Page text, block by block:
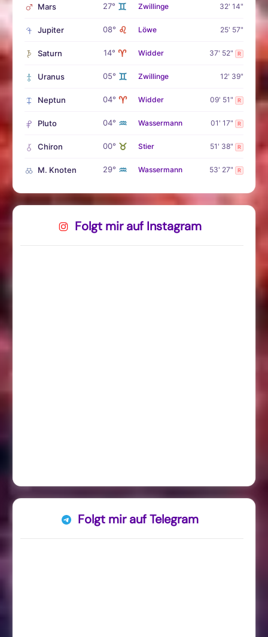
Mars 27° ♊ Zwillinge 32' 14"
Jupiter 08° ♌ Löwe 25' 57"
Saturn 14° ♈ Widder 37' 52" R
Uranus 05° ♊ Zwillinge 12' 39"
Neptun 04° ♈ Widder 09' 51" R
Pluto 04° ♒ Wassermann 01' 17" R
Chiron 00° ♉ Stier 51' 38" R
M. Knoten 29° ♒ Wassermann 53' 27" R
Folgt mir auf Instagram
Folgt mir auf Telegram